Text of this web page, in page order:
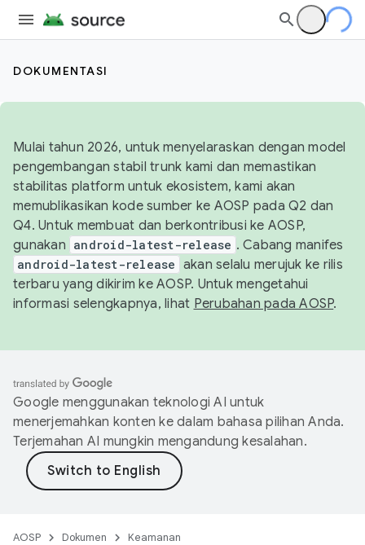
DOKUMENTASI
Mulai tahun 2026, untuk menyelaraskan dengan model
pengembangan stabil trunk kami dan memastikan
stabilitas platform untuk ekosistem, kami akan
memublikasikan kode sumber ke AOSP pada Q2 dan
Q4. Untuk membuat dan berkontribusi ke AOSP,
gunakan android-latest-release . Cabang manifes
android-latest-release akan selalu merujuk ke rilis
terbaru yang dikirim ke AOSP. Untuk mengetahui
informasi selengkapnya, lihat Perubahan pada AOSP.
Google menggunakan teknologi AI untuk
menerjemahkan konten ke dalam bahasa pilihan Anda.
Terjemahan AI mungkin mengandung kesalahan.
AOSP Dokumen Keamanan